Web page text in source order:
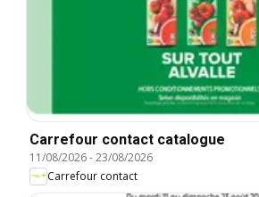
Carrefour contact catalogue
11/08/2026-23/08/2026
Carrefour contact